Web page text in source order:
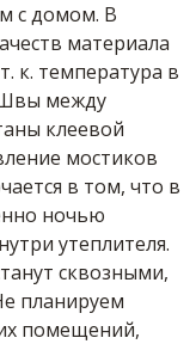
с домом. В
материала
к. температура в
Швы между
клеевой
мостиков
в том, что в
ночью
утеплителя.
сквозными,
планируем
помещений,